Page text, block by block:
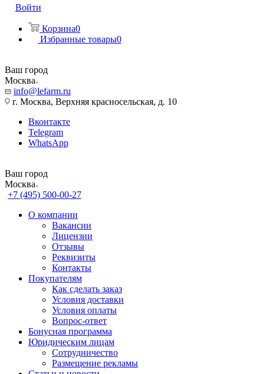
Войти
Корзина0
Избранные товары0
Ваш город
Москва
info@lefarm.ru
г. Москва, Верхняя красносельская, д. 10
Вконтакте
Telegram
WhatsApp
Ваш город
Москва
+7 (495) 500-00-27
О компании
Вакансии
Лицензии
Отзывы
Реквизиты
Контакты
Покупателям
Как сделать заказ
Условия доставки
Условия оплаты
Вопрос-ответ
Бонусная программа
Юридическим лицам
Сотрудничество
Размещение рекламы